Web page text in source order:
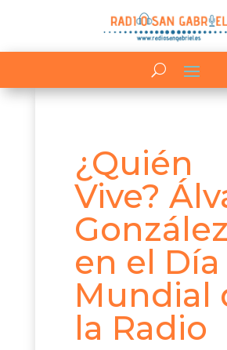
¿Quién
Vive?
González
en el Día
Mundial
la Radio